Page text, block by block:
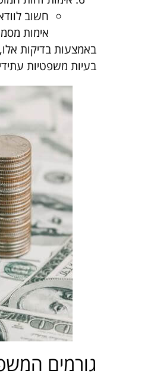
חשוב
אימות
באמצעות בדיקות
בעיות משפטיות
גורמים